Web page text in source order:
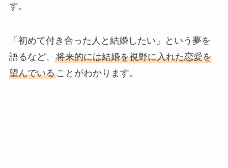
す。
「初めて付き合った人と結婚したい」という夢を
語るなど、 将来的には結婚を視野に入れた恋愛を
望んでいることがわかります。